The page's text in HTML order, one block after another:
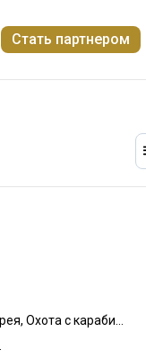
Стать партнером